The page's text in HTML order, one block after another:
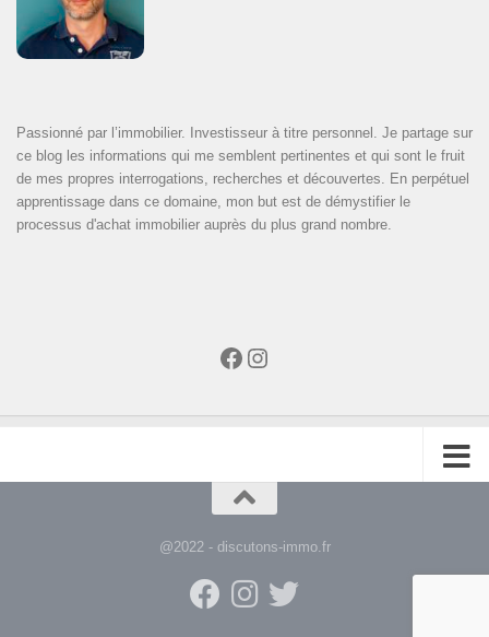
Passionné par l’immobilier. Investisseur à titre personnel. Je partage sur
ce blog les informations qui me semblent pertinentes et qui sont le fruit
de mes propres interrogations, recherches et découvertes. En perpétuel
apprentissage dans ce domaine, mon but est de démystifier le
processus d'achat immobilier auprès du plus grand nombre.
Facebook
Instagram
@2022 - discutons-immo.fr